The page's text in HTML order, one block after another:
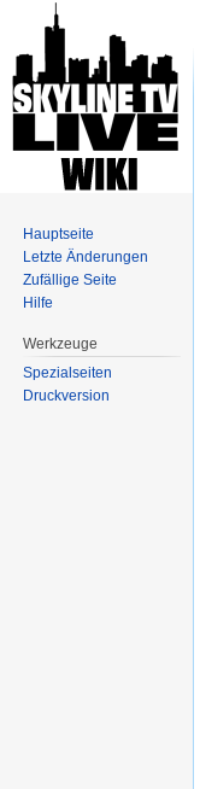
Hauptseite
Letzte Änderungen
Zufällige Seite
Hilfe
Werkzeuge
Spezialseiten
Druckversion